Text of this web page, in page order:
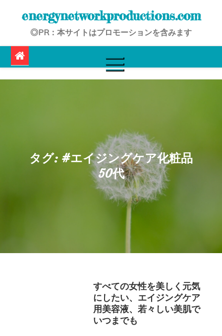
energynetworkproductions.com
◎PR：本サイトはプロモーションを含みます
タグ: #エイジングケア化粧品
50代
すべての女性を美しく元気
にしたい、エイジングケア
用美容液、若々しい美肌で
いつまでも